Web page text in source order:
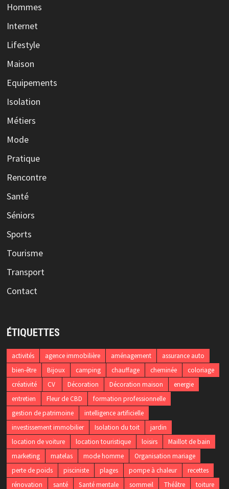
Hommes
Internet
Lifestyle
Maison
Equipements
Isolation
Métiers
Mode
Pratique
Rencontre
Santé
Séniors
Sports
Tourisme
Transport
Contact
ÉTIQUETTES
activités agence immobilière aménagement
assurance auto
bien-être
Bijoux camping chauffage cheminée
coloriage
créativité
CV Décoration Décoration maison
energie
entretien
Fleur de CBD
formation professionnelle
gestion de patrimoine
intelligence artificielle
investissement immobilier
Isolation du toit
jardin
location de voiture
location touristique loisirs
Maillot de bain
marketing
matelas mode homme
Organisation mariage
perte de poids
pisciniste plages pompe à chaleur
recettes
rénovation
santé Santé mentale sommeil Théâtre toiture